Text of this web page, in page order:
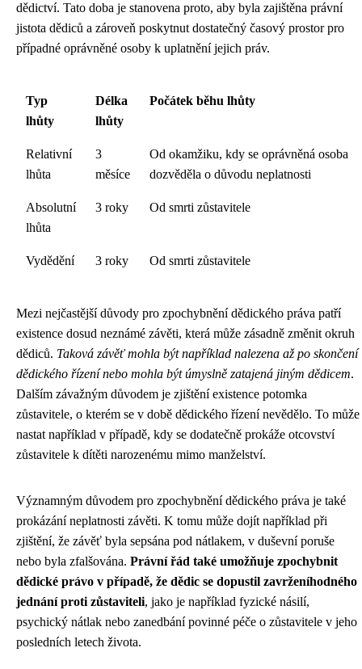
dědictví. Tato doba je stanovena proto, aby byla zajištěna právní
jistota dědiců a zároveň poskytnut dostatečný časový prostor pro
případné oprávněné osoby k uplatnění jejich práv.
Typ
lhůty
Délka
lhůty
Počátek běhu lhůty
Relativní
lhůta
3
měsíce
Od okamžiku, kdy se oprávněná osoba
dozvěděla o důvodu neplatnosti
Absolutní
lhůta
3 roky Od smrti zůstavitele
Vydědění 3 roky Od smrti zůstavitele
Mezi nejčastější důvody pro zpochybnění dědického práva patří
existence dosud neznámé závěti, která může zásadně změnit okruh
dědiců. Taková závěť mohla být například nalezena až po skončení
dědického řízení nebo mohla být úmyslně zatajená jiným dědicem.
Dalším závažným důvodem je zjištění existence potomka
zůstavitele, o kterém se v době dědického řízení nevědělo. To může
nastat například v případě, kdy se dodatečně prokáže otcovství
zůstavitele k dítěti narozenému mimo manželství.
Významným důvodem pro zpochybnění dědického práva je také
prokázání neplatnosti závěti. K tomu může dojít například při
zjištění, že závěť byla sepsána pod nátlakem, v duševní poruše
nebo byla zfalšována. Právní řád také umožňuje zpochybnit
dědické právo v případě, že dědic se dopustil zavrženíhodného
jednání proti zůstaviteli, jako je například fyzické násilí,
psychický nátlak nebo zanedbání povinné péče o zůstavitele v jeho
posledních letech života.